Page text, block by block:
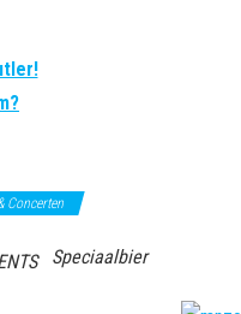
Concerten
Speciaalbier